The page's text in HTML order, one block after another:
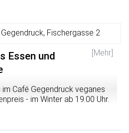
Fischergasse 2
[Mehr]
Essen und
Café Gegendruck veganes
- im Winter ab 19.00 Uhr.